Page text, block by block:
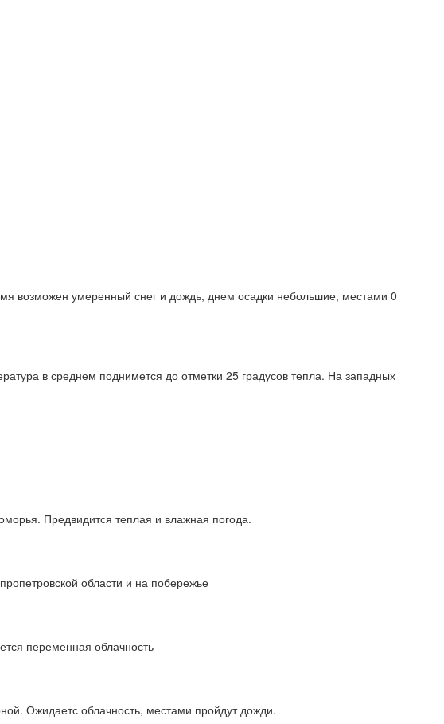
возможен умеренный снег и дождь, днем осадки небольшие, местами 0
в среднем поднимется до отметки 25 градусов тепла. На западных
Предвидится теплая и влажная погода.
области и на побережье
переменная облачность
Ожидаетс облачность, местами пройдут дожди.